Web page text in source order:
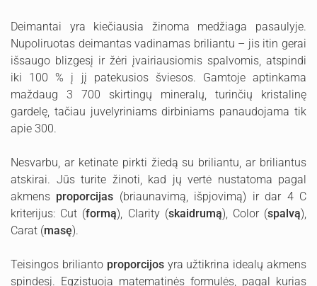
Deimantai yra kiečiausia žinoma medžiaga pasaulyje.
Nupoliruotas deimantas vadinamas briliantu – jis itin gerai
išsaugo blizgesį ir žėri įvairiausiomis spalvomis, atspindi
iki 100 % į jį patekusios šviesos. Gamtoje aptinkama
maždaug 3 700 skirtingų mineralų, turinčių kristalinę
gardelę, tačiau juvelyriniams dirbiniams panaudojama tik
apie 300.
Nesvarbu, ar ketinate pirkti žiedą su briliantu, ar briliantus
atskirai. Jūs turite žinoti, kad jų vertė nustatoma pagal
akmens proporcijas (briaunavimą, išpjovimą) ir dar 4 C
kriterijus: Cut (formą), Clarity (skaidrumą), Color (spalvą),
Carat (masę).
Teisingos brilianto proporcijosyra užtikrina idealų akmens
spindesį. Egzistuoja matematinės formulės, pagal kurias